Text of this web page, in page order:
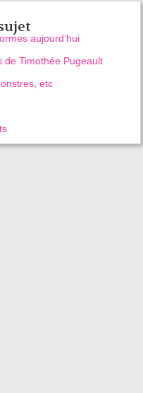
aujourd’hui
Timothée Pugeault
etc